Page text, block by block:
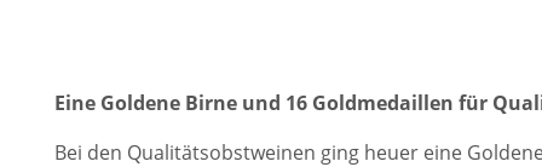
Eine Goldene Birne und 16 Goldmedaillen für
Bei den Qualitätsobstweinen ging heuer eine